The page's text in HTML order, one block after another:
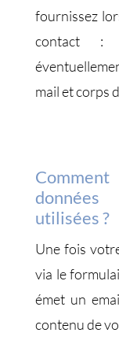
fournissez
contact :
mail et corps
utilisées ?
Une fois
via le
émet un
contenu de